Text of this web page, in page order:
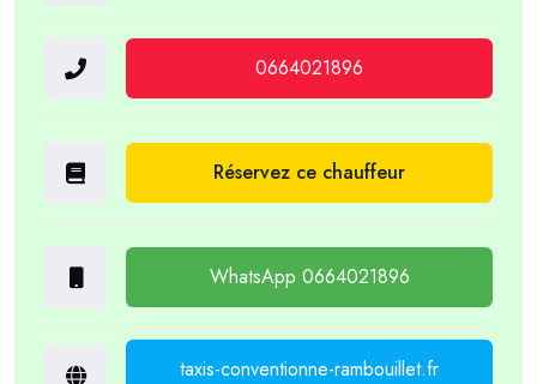
0664021896
Réservez ce chauffeur
WhatsApp 0664021896
taxis-conventionne-rambouillet.fr